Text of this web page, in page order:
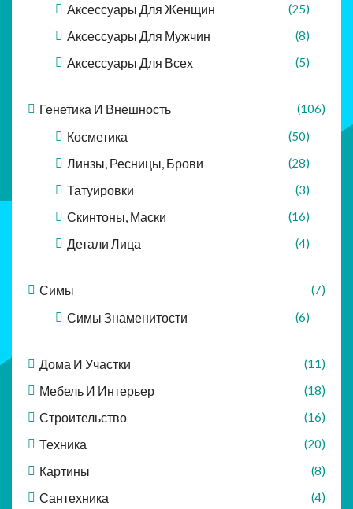
Аксессуары Для Женщин (25)
Аксессуары Для Мужчин (8)
Аксессуары Для Всех (5)
Генетика И Внешность (106)
Косметика (50)
Линзы, Ресницы, Брови (28)
Татуировки (3)
Скинтоны, Маски (16)
Детали Лица (4)
Симы (7)
Симы Знаменитости (6)
Дома И Участки (11)
Мебель И Интерьер (18)
Строительство (16)
Техника (20)
Картины (8)
Сантехника (4)